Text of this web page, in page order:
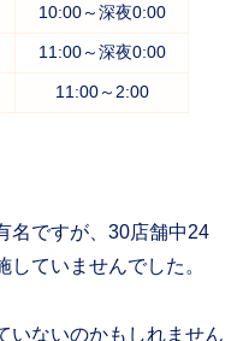
10:00～深夜0:00
11:00～深夜0:00
11:00～2:00
名ですが、30店舗中24
ていませんでした。
いないのかもしれません